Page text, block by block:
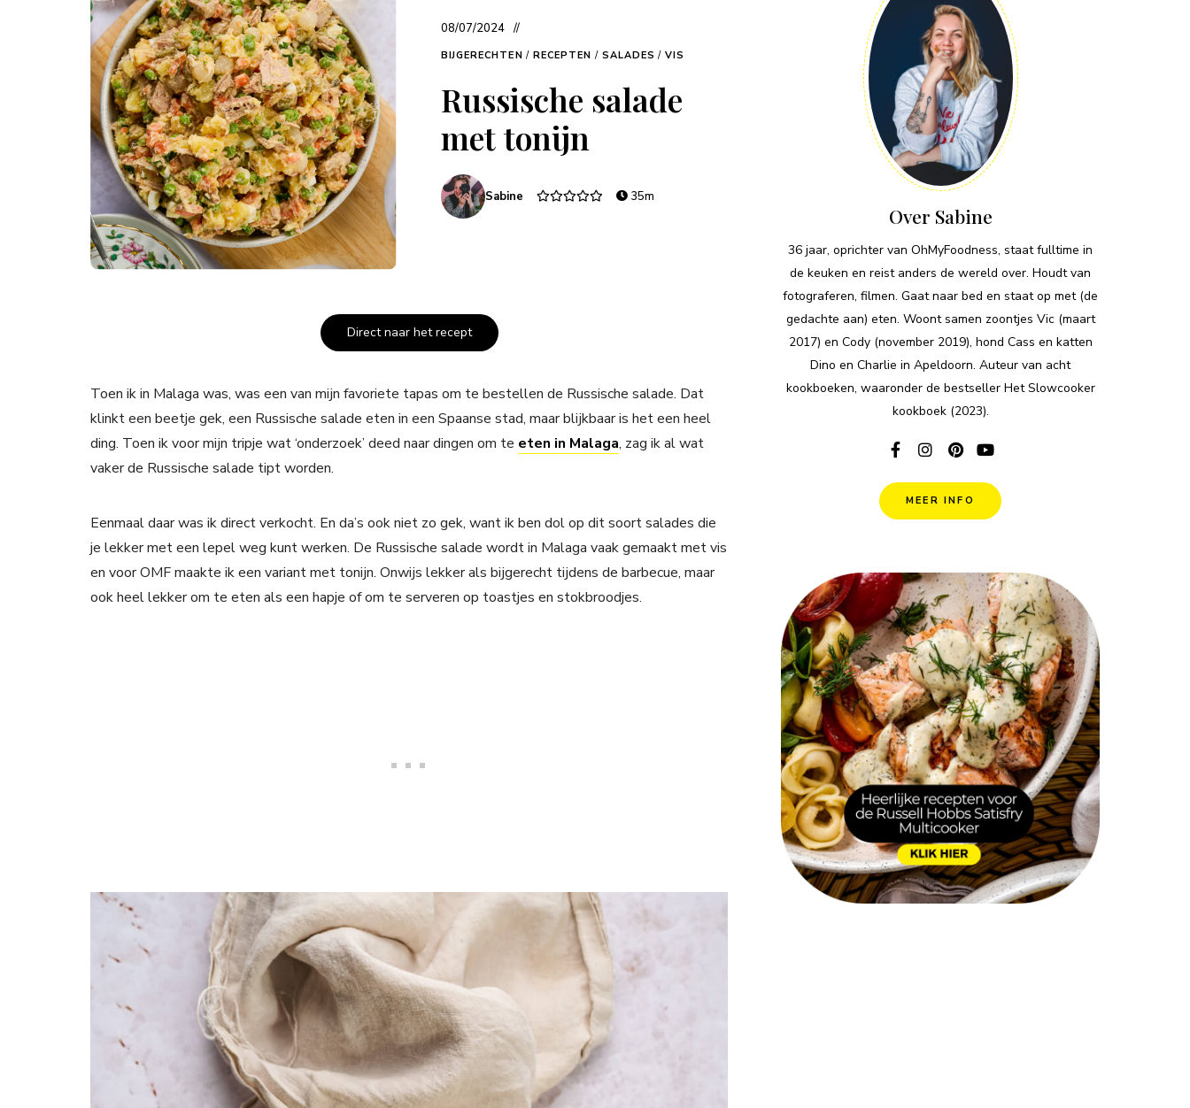
08/07/2024
BIJGERECHTEN / RECEPTEN / SALADES / VIS
Russische salade
met tonijn
Sabine 35m
Direct naar het recept
Toen ik in Malaga was, was een van mijn favoriete tapas om te bestellen de Russische salade. Dat
klinkt een beetje gek, een Russische salade eten in een Spaanse stad, maar blijkbaar is het een heel
ding. Toen ik voor mijn tripje wat ‘onderzoek’ deed naar dingen om te eten in Malaga, zag ik al wat
vaker de Russische salade tipt worden.
Eenmaal daar was ik direct verkocht. En da’s ook niet zo gek, want ik ben dol op dit soort salades die
je lekker met een lepel weg kunt werken. De Russische salade wordt in Malaga vaak gemaakt met vis
en voor OMF maakte ik een variant met tonijn. Onwijs lekker als bijgerecht tijdens de barbecue, maar
ook heel lekker om te eten als een hapje of om te serveren op toastjes en stokbroodjes.
Over Sabine
36 jaar, oprichter van OhMyFoodness, staat fulltime in
de keuken en reist anders de wereld over. Houdt van
fotograferen, filmen. Gaat naar bed en staat op met (de
gedachte aan) eten. Woont samen zoontjes Vic (maart
2017) en Cody (november 2019), hond Cass en katten
Dino en Charlie in Apeldoorn. Auteur van acht
kookboeken, waaronder de bestseller Het Slowcooker
kookboek (2023).
MEER INFO